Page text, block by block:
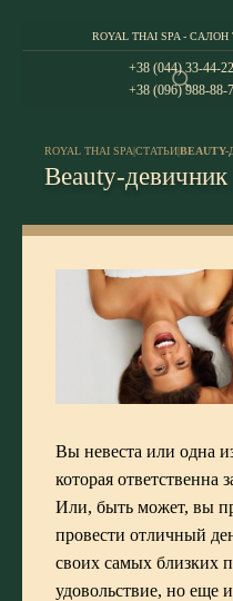
ROYAL THAI SPA -
+38 (044) 33-44-
+38 (096) 988-88-
ROYAL THAI SPA|СТАТЬИ|
Beauty-девичник
Вы невеста или одна
которая ответственна
Или, быть может, вы
провести отличный
своих самых близких
удовольствие, но еще